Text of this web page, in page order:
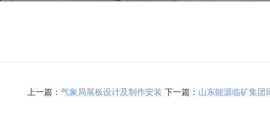
上一篇： 气象局展板设计及制作安装 下一篇： 山东能源临矿集团